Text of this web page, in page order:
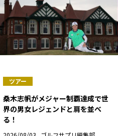
ツアー
桑木志帆がメジャー制覇達成で世
界の男女レジェンドと肩を並べ
る！